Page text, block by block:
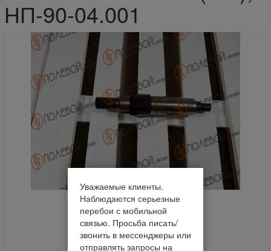
НП-90-04.001
Уважаемые клиенты.
Наблюдаются серьезные
перебои с мобильной
связью. Просьба писать/
звонить в мессенджеры или
отправлять запросы на